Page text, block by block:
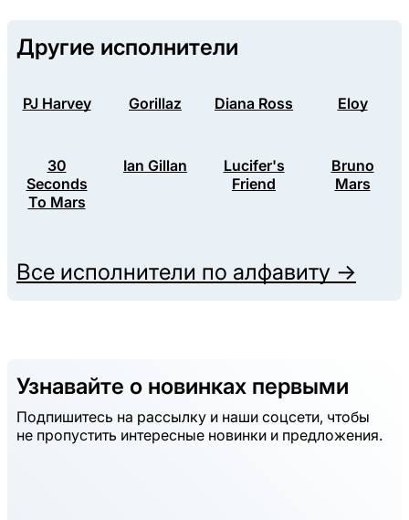
Другие исполнители
PJ Harvey Gorillaz Diana Ross Eloy
30
Seconds
To Mars
Ian Gillan
Lucifer's
Friend
Bruno
Mars
Все исполнители по алфавиту →
Узнавайте о новинках первыми
Подпишитесь на рассылку и наши соцсети, чтобы
не пропустить интересные новинки и предложения.